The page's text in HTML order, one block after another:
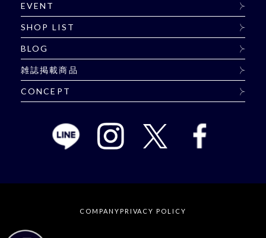
EVENT
SHOP LIST
BLOG
雑誌掲載商品
CONCEPT
COMPANYPRIVACY POLICY